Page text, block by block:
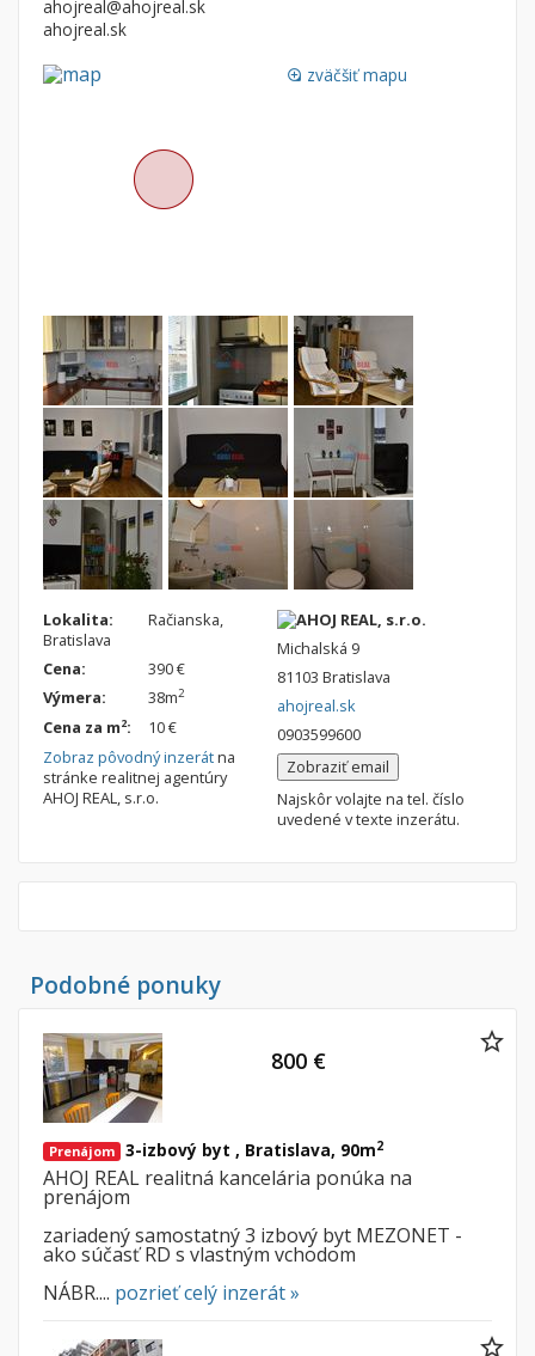
Uložiť vyhľadávanie
ahojreal@ahojreal.sk
ahojreal.sk
loupe zväčšiť mapu
Lokalita:
Račianska,
Bratislava
Cena:
390 €
Výmera:
38m2
Cena za m2:
10 €
Zobraz pôvodný inzerátna
stránke realitnej agentúry
AHOJ REAL, s.r.o.
AHOJ REAL, s.r.o.
Michalská 9
81103 Bratislava
ahojreal.sk
0903599600
Zobraziť email
Najskôr volajte na tel. číslo
uvedené v texte inzerátu.
Podobné ponuky
Prenájom 3-izbový byt , Bratislava, 90m2
AHOJ REAL realitná kancelária ponúka na
prenájom
zariadený samostatný 3 izbový byt MEZONET -
ako súčasť RD s vlastným vchodom
NÁBR.... pozrieť celý inzerát »
800 €